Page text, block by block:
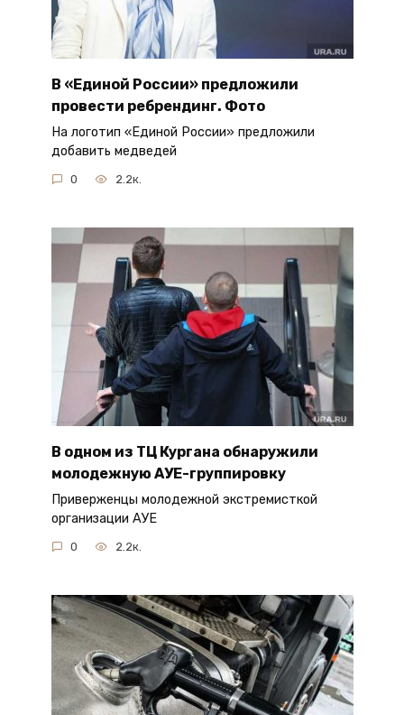
В «Единой России» предложили
провести ребрендинг. Фото
На логотип «Единой России» предложили
добавить медведей
0 2.2к.
В одном из ТЦ Кургана обнаружили
молодежную АУЕ-группировку
Приверженцы молодежной экстремисткой
организации АУЕ
0 2.2к.